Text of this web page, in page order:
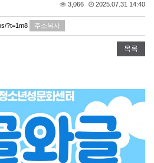
3,066 2025.07.31 14:40
?t=1m8 주소복사
목록